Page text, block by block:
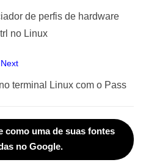
de perfis de hardware
no Linux
Next
terminal Linux com o Pass
como uma de suas fontes
no Google.